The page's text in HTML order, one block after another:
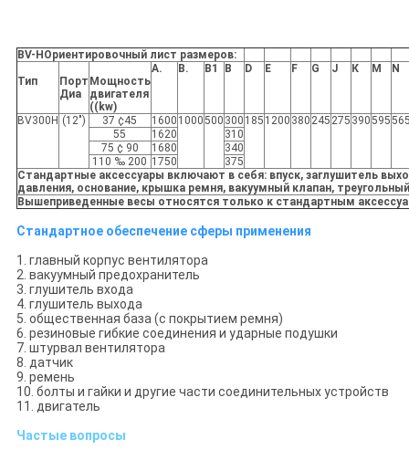
BV-HОриентировочный лист размеров:
Тип
Порт
Диа
Мощность
двигателя
((kw)
А. В. В1 В D Е F G J К М N
BV300H (12") 37 ¢45 1600 1000500 300 185 1200 380 245 275 390595
55
1620
310
75 ¢ 90
1680
340
110 ‰ 200 1750
375
Стандартные аксессуары включают в себя: впуск, заглушитель
давления, основание, крышка ремня, вакуумный клапан,
Вышеприведенные весы относятся только к стандартным
Стандартное обеспечение сферы применения
1. главный корпус вентилятора
2. вакуумный предохранитель
3. глушитель входа
4. глушитель выхода
5. общественная база (с покрытием ремня)
6. резиновые гибкие соединения и ударные подушки
7. штурвал вентилятора
8. датчик
9. ремень
10. болты и гайки и другие части соединительных устройств
11. двигатель
Частые вопросы